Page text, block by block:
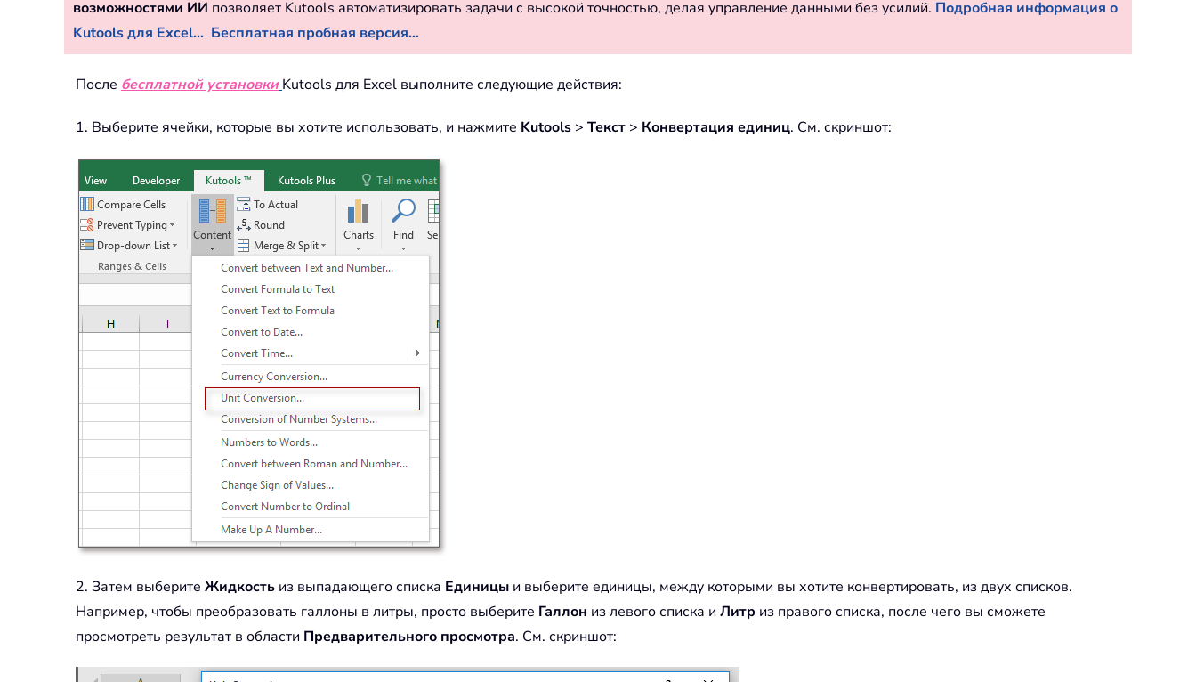
возможностями ИИ позволяет Kutools автоматизировать задачи с высокой точностью, делая управление данными без усилий. Подробная информация о
Kutools для Excel... Бесплатная пробная версия...
После бесплатной установки Kutools для Excel выполните следующие действия:
1. Выберите ячейки, которые вы хотите использовать, и нажмите Kutools > Текст > Конвертация единиц. См. скриншот:
2. Затем выберите Жидкость из выпадающего списка Единицы и выберите единицы, между которыми вы хотите конвертировать, из двух списков.
Например, чтобы преобразовать галлоны в литры, просто выберите Галлон из левого списка и Литр из правого списка, после чего вы сможете
просмотреть результат в области Предварительного просмотра. См. скриншот: